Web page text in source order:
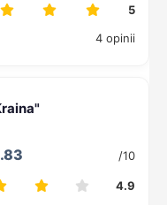
5
4 opinii
/10
4.9